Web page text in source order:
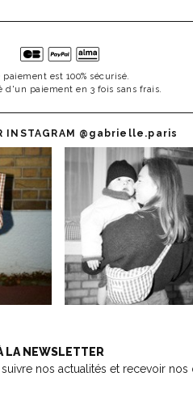
paiement est 100% sécurisé.
d'un paiement en 3 fois sans frais.
INSTAGRAM @gabrielle.paris
LA NEWSLETTER
nos actualités et recevoir nos